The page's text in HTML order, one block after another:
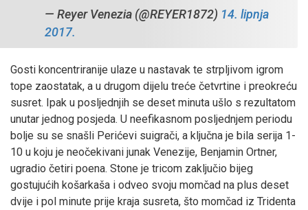
— Reyer Venezia (@REYER1872) 14. lipnja
2017.
Gosti koncentriranije ulaze u nastavak te strpljivom igrom
tope zaostatak, a u drugom dijelu treće četvrtine i preokreću
susret. Ipak u posljednjih se deset minuta ušlo s rezultatom
unutar jednog posjeda. U neefikasnom posljednjem periodu
bolje su se snašli Perićevi suigrači, a ključna je bila serija 1-
10 u koju je neočekivani junak Venezije, Benjamin Ortner,
ugradio četiri poena. Stone je tricom zaključio bijeg
gostujućih košarkaša i odveo svoju momčad na plus deset
dvije i pol minute prije kraja susreta, što momčad iz Tridenta